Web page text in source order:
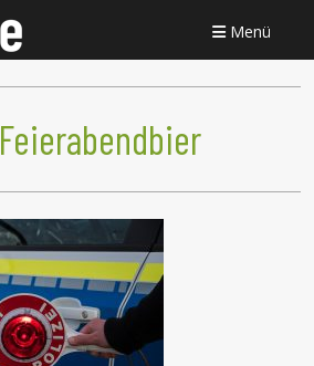
Menü
Feierabendbier